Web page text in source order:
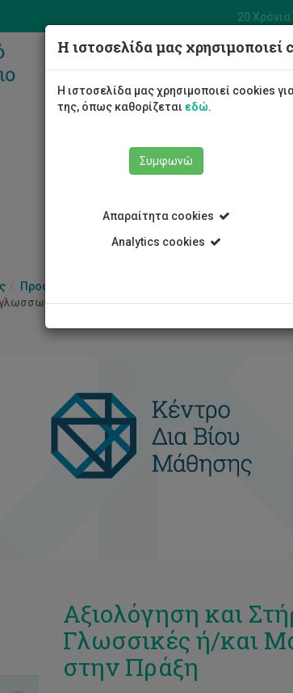
20
Προσφερόμενα Προγράμματα
Παιδιών με Γλωσσικές ή/και Μαθησιακές
Αξιολόγηση και
Γλωσσικές ή/και
στην Πράξη
Η ιστοσελίδα μας χρησιμοποιεί
Η ιστοσελίδα μας χρησιμοποιεί cookies
της, όπως καθορίζεται εδώ.
Συμφωνώ
Απαραίτητα cookies
Analytics cookies